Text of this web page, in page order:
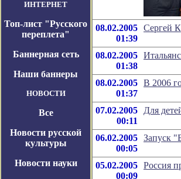
ИНТЕРНЕТ
Топ-лист "Русского
переплета"
Баннерная сеть
Наши баннеры
НОВОСТИ
Все
Новости русской
культуры
Новости науки
08.02.2005
01:39
Сергей
08.02.2005
01:38
08.02.2005
01:37
В 2006
07.02.2005
00:11
Для
06.02.2005
00:05
Запуск
05.02.2005
00:09
Россия